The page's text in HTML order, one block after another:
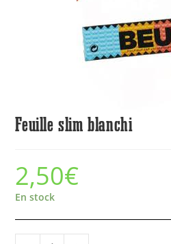
Feuille slim blanchi
2,50€
En stock